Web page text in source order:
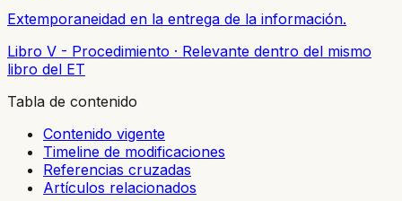
Extemporaneidad en la entrega de la información.
Libro V - Procedimiento · Relevante dentro del mismo
libro del ET
Tabla de contenido
Contenido vigente
Timeline de modificaciones
Referencias cruzadas
Artículos relacionados